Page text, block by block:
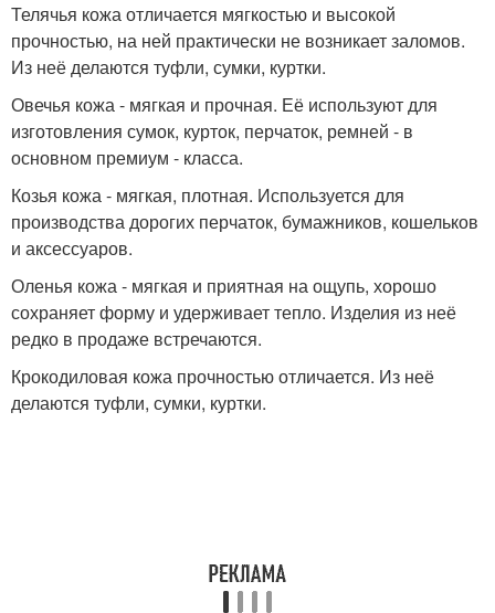
Телячья кожа отличается мягкостью и высокой
прочностью, на ней практически не возникает заломов.
Из неё делаются туфли, сумки, куртки.
Овечья кожа - мягкая и прочная. Её используют для
изготовления сумок, курток, перчаток, ремней - в
основном премиум - класса.
Козья кожа - мягкая, плотная. Используется для
производства дорогих перчаток, бумажников, кошельков
и аксессуаров.
Оленья кожа - мягкая и приятная на ощупь, хорошо
сохраняет форму и удерживает тепло. Изделия из неё
редко в продаже встречаются.
Крокодиловая кожа прочностью отличается. Из неё
делаются туфли, сумки, куртки.